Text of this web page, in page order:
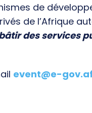
de
de l’Afrique
des services
event@e-